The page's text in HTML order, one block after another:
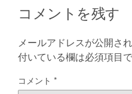
コメントを残す
メールアドレスが公開さ
付いている欄は必須項目
コメント *